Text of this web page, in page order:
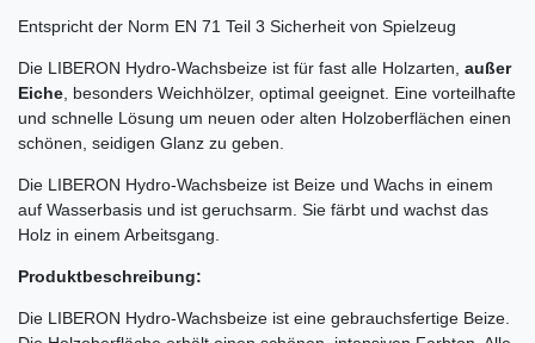
Entspricht der Norm EN 71 Teil 3 Sicherheit von Spielzeug
Die LIBERON Hydro-Wachsbeize ist für fast alle Holzarten, außer
Eiche , besonders Weichhölzer, optimal geeignet. Eine vorteilhafte
und schnelle Lösung um neuen oder alten Holzoberflächen einen
schönen, seidigen Glanz zu geben.
Die LIBERON Hydro-Wachsbeize ist Beize und Wachs in einem
auf Wasserbasis und ist geruchsarm. Sie färbt und wachst das
Holz in einem Arbeitsgang.
Produktbeschreibung:
Die LIBERON Hydro-Wachsbeize ist eine gebrauchsfertige Beize.